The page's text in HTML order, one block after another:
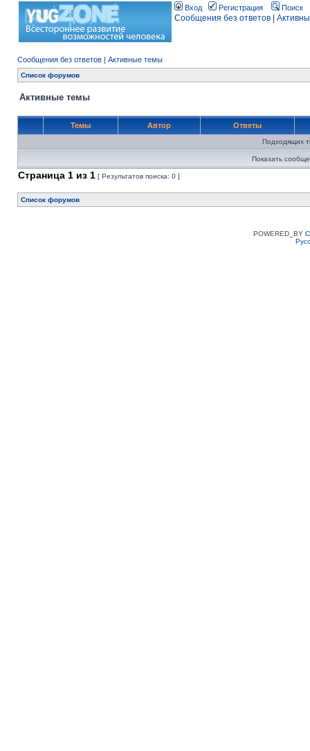
Вход Регистрация Поиск
Сообщения без ответов
Сообщения без ответов | Активные темы
Список форумов
Активные темы
Темы Автор Ответы
Подходящих
Показать
Страница 1 из 1 [ Результатов поиска: 0 ]
Список форумов
POWERED_BY